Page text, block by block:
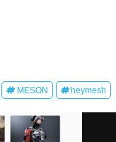
MESON heymesh